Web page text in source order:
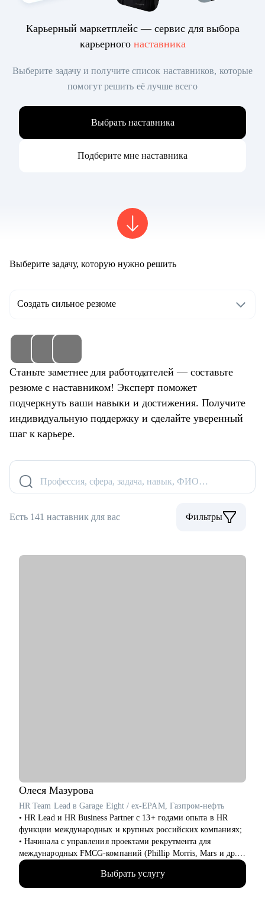
Карьерный маркетплейс — сервис для выбора
карьерного наставника
Выберите задачу и получите список наставников, которые
помогут решить её лучше всего
Выбрать наставника
Подберите мне наставника
Выберите задачу, которую нужно решить
Создать сильное резюме
Станьте заметнее для работодателей — составьте
резюме с наставником! Эксперт поможет
подчеркнуть ваши навыки и достижения. Получите
индивидуальную поддержку и сделайте уверенный
шаг к карьере.
Профессия, сфера, задача, навык, ФИО…
Есть 141 наставник для вас Фильтры
Олеся Мазурова
HR Team Lead в Garage Eight / ex-EPAM, Газпром-нефть
• HR Lead и HR Business Partner с 13+ годами опыта в HR
функции международных и крупных российских компаниях;
• Начинала с управления проектами рекрутмента для
международных FMCG-компаний (Phillip Morris, Mars и др.),
а после координировала одно из направлений поиска и
подбора персонала в Газпром-нефти;
• Дальше перешла в EPAM, где запускала программы
Выбрать услугу